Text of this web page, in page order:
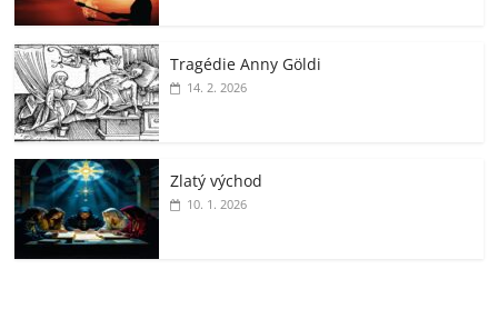
Tragédie Anny Göldi
14. 2. 2026
Zlatý východ
10. 1. 2026